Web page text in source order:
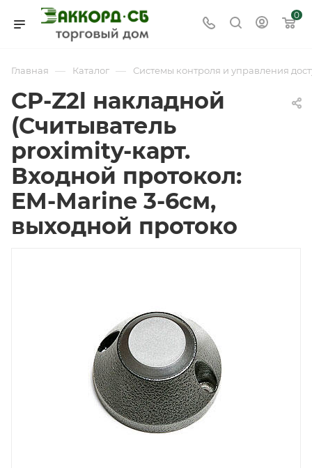
0
Главная — Каталог — Системы контроля и управления
CP-Z2l накладной
(Считыватель
proximity-карт.
Входной протокол:
EM-Marine 3-6см,
выходной протоко